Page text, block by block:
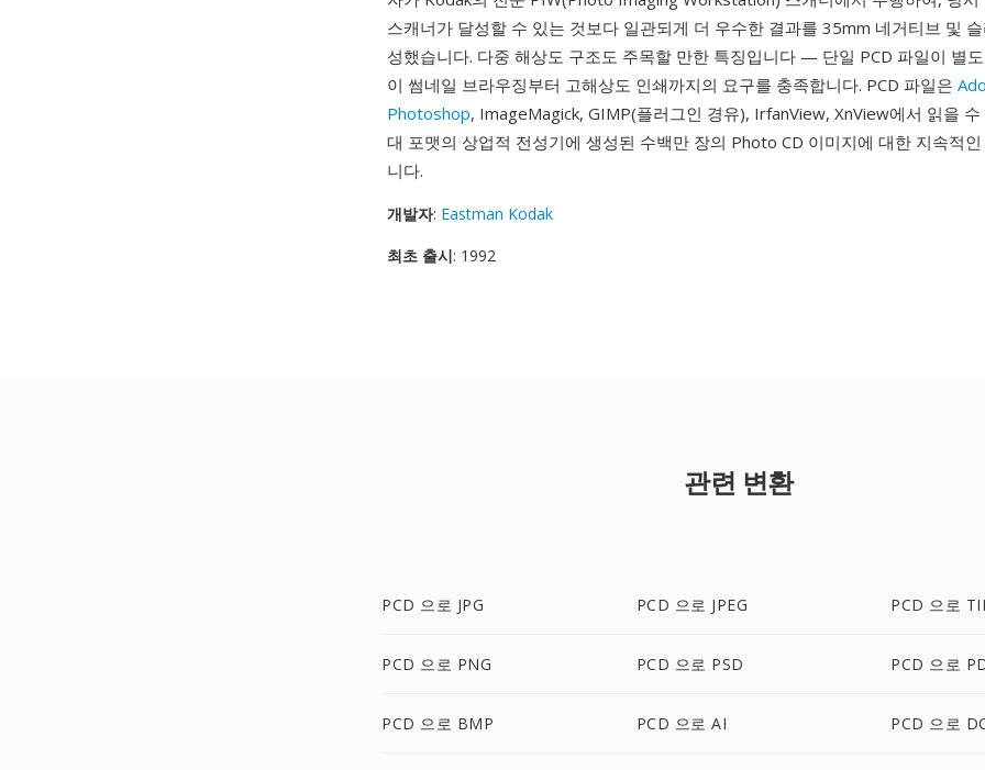
스캐너가 달성할 수 있는 것보다 일관되게 더 우수한 결과를 35mm 네거티브 및
성했습니다. 다중 해상도 구조도 주목할 만한 특징입니다 — 단일 PCD 파일이 별
이 썸네일 브라우징부터 고해상도 인쇄까지의 요구를 충족합니다. PCD 파일은
Photoshop, ImageMagick, GIMP(플러그인 경유), IrfanView, XnView에서 읽을
대 포맷의 상업적 전성기에 생성된 수백만 장의 Photo CD 이미지에 대한 지속적
니다.
개발자: Eastman Kodak
최초 출시: 1992
관련 변환
PCD 으로 JPG PCD 으로 JPEG PCD 으로
PCD 으로 PNG PCD 으로 PSD PCD 으로
PCD 으로 BMP PCD 으로 AI PCD 으로